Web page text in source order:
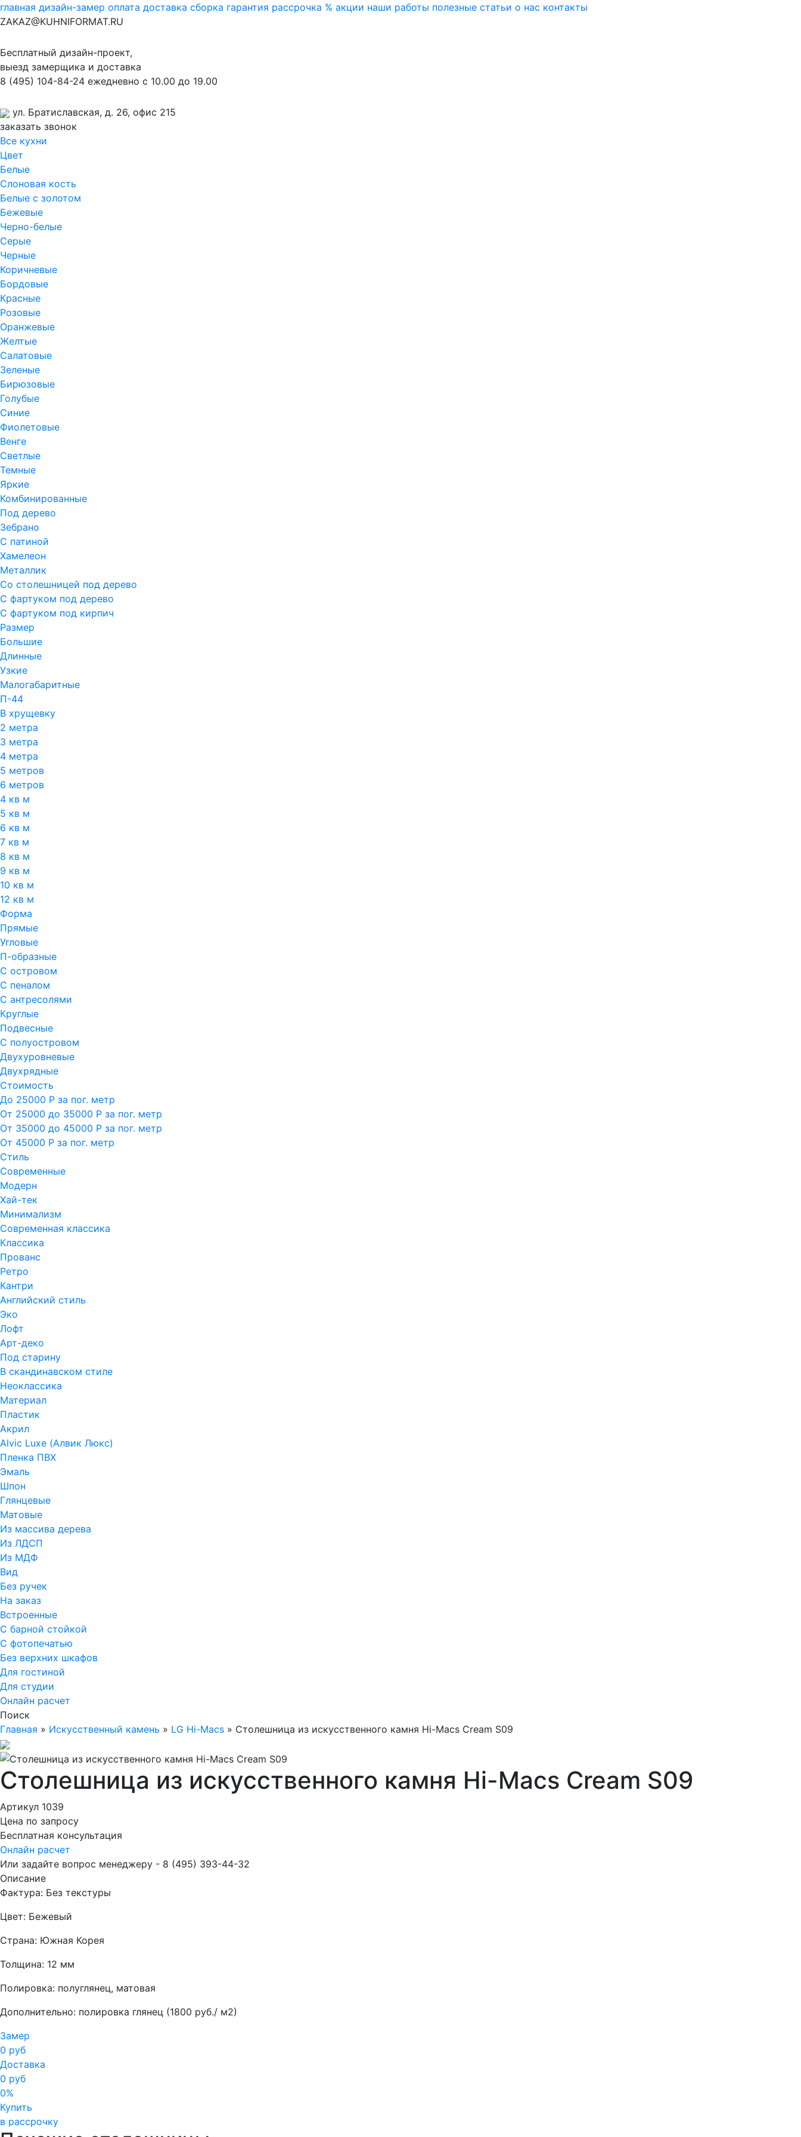
главная дизайн-замер оплата доставка сборка гарантия рассрочка % акции наши работы полезные статьи о нас контакты
ZAKAZ@KUHNIFORMAT.RU
Бесплатный дизайн-проект,
выезд замерщика и доставка
8 (495) 104-84-24 ежедневно с 10.00 до 19.00
ул. Братиславская, д. 26, офис 215
заказать звонок
Все кухни
Цвет
Белые
Слоновая кость
Белые с золотом
Бежевые
Черно-белые
Серые
Черные
Коричневые
Бордовые
Красные
Розовые
Оранжевые
Желтые
Салатовые
Зеленые
Бирюзовые
Голубые
Синие
Фиолетовые
Венге
Светлые
Темные
Яркие
Комбинированные
Под дерево
Зебрано
С патиной
Хамелеон
Металлик
Со столешницей под дерево
С фартуком под дерево
С фартуком под кирпич
Размер
Большие
Длинные
Узкие
Малогабаритные
П-44
В хрущевку
2 метра
3 метра
4 метра
5 метров
6 метров
4 кв м
5 кв м
6 кв м
7 кв м
8 кв м
9 кв м
10 кв м
12 кв м
Форма
Прямые
Угловые
П-образные
С островом
С пеналом
С антресолями
Круглые
Подвесные
С полуостровом
Двухуровневые
Двухрядные
Стоимость
До 25000 Р за пог. метр
От 25000 до 35000 Р за пог. метр
От 35000 до 45000 Р за пог. метр
От 45000 Р за пог. метр
Стиль
Современные
Модерн
Хай-тек
Минимализм
Современная классика
Классика
Прованс
Ретро
Кантри
Английский стиль
Эко
Лофт
Арт-деко
Под старину
В скандинавском стиле
Неоклассика
Материал
Пластик
Акрил
Alvic Luxe (Алвик Люкс)
Пленка ПВХ
Эмаль
Шпон
Глянцевые
Матовые
Из массива дерева
Из ЛДСП
Из МДФ
Вид
Без ручек
На заказ
Встроенные
С барной стойкой
С фотопечатью
Без верхних шкафов
Для гостиной
Для студии
Онлайн расчет
Поиск
Главная » Искусственный камень » LG Hi-Macs » Столешница из искусственного камня Hi-Macs Cream S09
Столешница из искусственного камня Hi-Macs Cream S09
Артикул 1039
Цена по запросу
Бесплатная консультация
Онлайн расчет
Или задайте вопрос менеджеру - 8 (495) 393-44-32
Описание
Фактура: Без текстуры
Цвет: Бежевый
Страна: Южная Корея
Толщина: 12 мм
Полировка: полуглянец, матовая
Дополнительно: полировка глянец (1800 руб./ м2)
Замер
0 руб
Доставка
0 руб
0%
Купить
в рассрочку